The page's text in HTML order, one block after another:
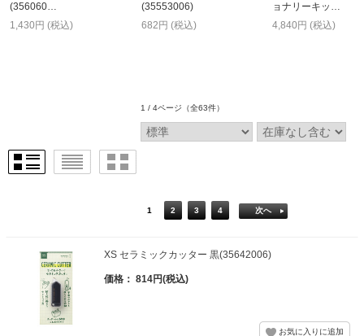
(356060…
1,430円 (税込)
(35553006)
682円 (税込)
ョナリーキッ…
4,840円 (税込)
1 / 4ページ （全63件）
1 2 3 4 次へ
XS セラミックカッター 黒(35642006)
価格： 814円(税込)